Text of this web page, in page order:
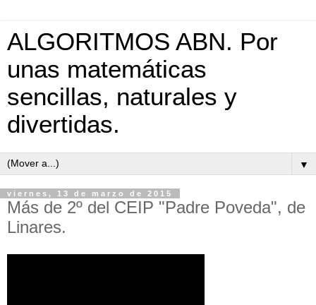
ALGORITMOS ABN. Por
unas matemáticas
sencillas, naturales y
divertidas.
▼
viernes, 13 de marzo de 2015
Más de 2º del CEIP "Padre Poveda", de
Linares.